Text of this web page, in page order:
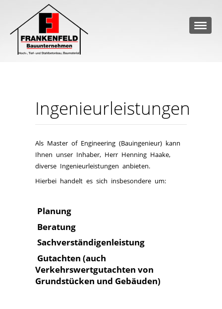
Ingenieurleistungen
Als Master of Engineering (Bauingenieur) kann
Ihnen unser Inhaber, Herr Henning Haake,
diverse Ingenieurleistungen anbieten.
Hierbei handelt es sich insbesondere um:
Planung
Beratung
Sachverständigenleistung
Gutachten (auch
Verkehrswertgutachten von
Grundstücken und Gebäuden)